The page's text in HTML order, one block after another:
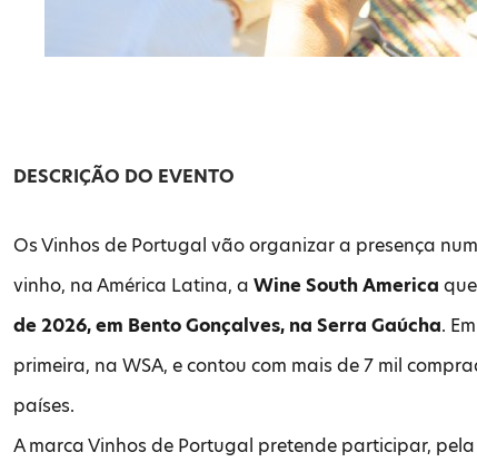
DESCRIÇÃO DO EVENTO
Os Vinhos de Portugal vão organizar a presença
vinho, na América Latina, aWine South America
de 2026, em Bento Gonçalves, na Serra Gaúcha.
primeira, na WSA, e contou com mais de 7 mil
países.
A marca Vinhos de Portugal pretende participar,